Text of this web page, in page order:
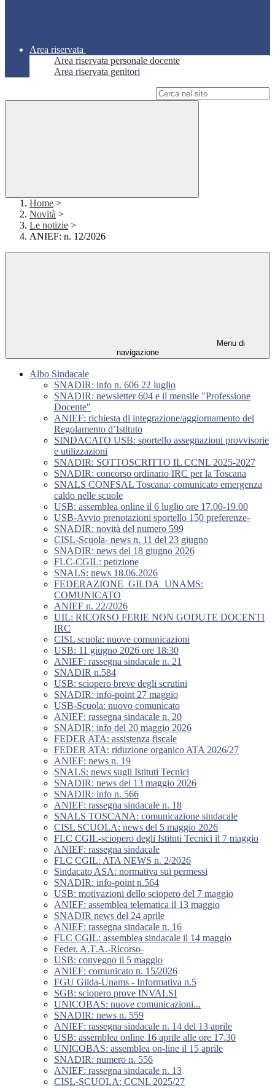
Area riservata
Area riservata personale docente
Area riservata genitori
Home >
Novità >
Le notizie >
ANIEF: n. 12/2026
Menu di
navigazione
Albo Sindacale
SNADIR: info n. 606 22 luglio
SNADIR: newsletter 604 e il mensile "Professione
Docente"
ANIEF: richiesta di integrazione/aggiornamento del
Regolamento d’Istituto
SINDACATO USB: sportello assegnazioni provvisorie
e utilizzazioni
SNADIR: SOTTOSCRITTO IL CCNL 2025-2027
SNADIR: concorso ordinario IRC per la Toscana
SNALS CONFSAL Toscana: comunicato emergenza
caldo nelle scuole
USB: assemblea online il 6 luglio ore 17.00-19.00
USB-Avvio prenotazioni sportello 150 preferenze-
SNADIR: novità del numero 599
CISL-Scuola- news n. 11 del 23 giugno
SNADIR: news del 18 giugno 2026
FLC-CGIL: petizione
SNALS: news 18.06.2026
FEDERAZIONE_GILDA_UNAMS:
COMUNICATO
ANIEF n. 22/2026
UIL: RICORSO FERIE NON GODUTE DOCENTI
IRC
CISL scuola: nuove comunicazioni
USB: 11 giugno 2026 ore 18:30
ANIEF: rassegna sindacale n. 21
SNADIR n.584
USB: sciopero breve degli scrutini
SNADIR: info-point 27 maggio
USB-Scuola: nuovo comunicato
ANIEF: rassegna sindacale n. 20
SNADIR: info del 20 maggio 2026
FEDER ATA: assistenza fiscale
FEDER ATA: riduzione organico ATA 2026/27
ANIEF: news n. 19
SNALS: news sugli Istituti Tecnici
SNADIR: news del 13 maggio 2026
SNADIR: info n. 566
ANIEF: rassegna sindacale n. 18
SNALS TOSCANA: comunicazione sindacale
CISL SCUOLA: news del 5 maggio 2026
FLC CGIL-sciopero degli Istituti Tecnici il 7 maggio
ANIEF: rassegna sindacale
FLC CGIL: ATA NEWS n. 2/2026
Sindacato ASA: normativa sui permessi
SNADIR: info-point n.564
USB: motivazioni dello sciopero del 7 maggio
ANIEF: assemblea telematica il 13 maggio
SNADIR news del 24 aprile
ANIEF: rassegna sindacale n. 16
FLC CGIL: assemblea sindacale il 14 maggio
Feder. A.T.A.-Ricorso-
USB: convegno il 5 maggio
ANIEF: comunicato n. 15/2026
FGU Gilda-Unams - Informativa n.5
SGB: sciopero prove INVALSI
UNICOBAS: nuove comunicazioni...
SNADIR: news n. 559
ANIEF: rassegna sindacale n. 14 del 13 aprile
USB: assemblea online 16 aprile alle ore 17.30
UNICOBAS: assemblea on-line il 15 aprile
SNADIR: numero n. 556
ANIEF: rassegna sindacale n. 13
CISL-SCUOLA: CCNL 2025/27